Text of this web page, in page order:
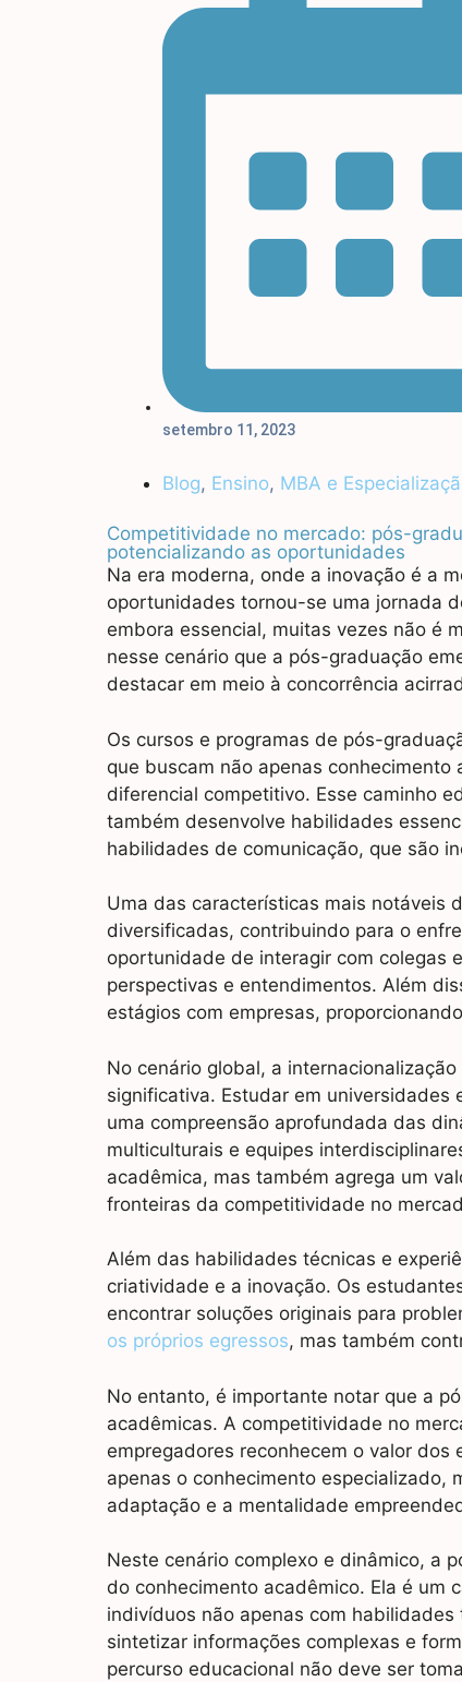
setembro 11, 2023
Blog, Ensino, MBA e
Competitividade no mercado: pós-
potencializando as oportunidades
Na era moderna, onde a inovação é a
oportunidades tornou-se uma jornada
embora essencial, muitas vezes não é
nesse cenário que a pós-graduação
destacar em meio à concorrência
Os cursos e programas de pós-
que buscam não apenas
diferencial competitivo. Esse caminho
também desenvolve habilidades
habilidades de comunicação, que são
Uma das características mais notáveis
diversificadas, contribuindo para o
oportunidade de interagir com colegas
perspectivas e entendimentos. Além
estágios com empresas,
No cenário global, a
significativa. Estudar em universidades
uma compreensão aprofundada das
multiculturais e equipes
acadêmica, mas também agrega um
fronteiras da competitividade no
Além das habilidades técnicas e
criatividade e a inovação. Os
encontrar soluções originais para
os próprios egressos, mas também
No entanto, é importante notar que a
acadêmicas. A competitividade no
empregadores reconhecem o valor
apenas o conhecimento especializado,
adaptação e a mentalidade
Neste cenário complexo e dinâmico, a
do conhecimento acadêmico. Ela é um
indivíduos não apenas com
sintetizar informações complexas e
percurso educacional não deve ser